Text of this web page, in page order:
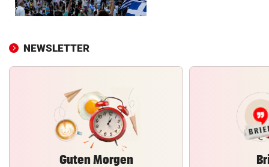
NEWSLETTER
Guten Morgen